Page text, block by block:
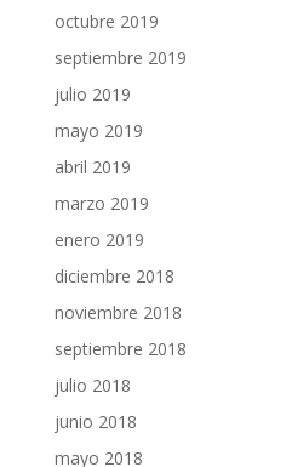
octubre 2019
septiembre 2019
julio 2019
mayo 2019
abril 2019
marzo 2019
enero 2019
diciembre 2018
noviembre 2018
septiembre 2018
julio 2018
junio 2018
mayo 2018